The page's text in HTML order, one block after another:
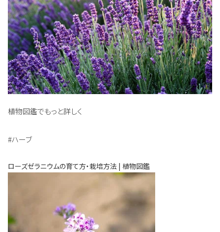
植物図鑑でもっと詳しく
#ハーブ
ローズゼラニウムの育て方・栽培方法 | 植物図鑑